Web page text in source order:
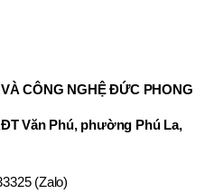
CÔNG NGHỆ ĐỨC PHONG
Văn Phú, phường Phú La,
(Zalo)